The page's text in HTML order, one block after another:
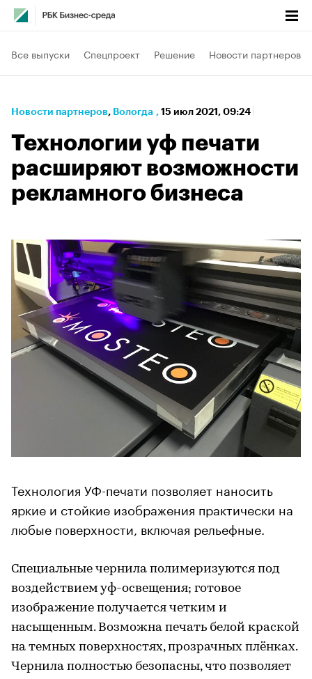
Все выпуски Спецпроект Решение Новости партнеров
Новости партнеров⁠, Вологда , 15 июл 2021, 09:24
Технологии уф печати
расширяют возможности
рекламного бизнеса
Технология УФ-печати позволяет наносить
яркие и стойкие изображения практически на
любые поверхности, включая рельефные.
Специальные чернила полимеризуются под
воздействием уф-освещения; готовое
изображение получается четким и
насыщенным. Возможна печать белой краской
на темных поверхностях, прозрачных плёнках.
Чернила полностью безопасны, что позволяет